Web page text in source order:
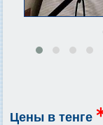
Цены в тенге